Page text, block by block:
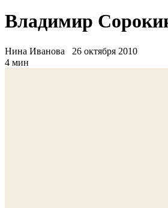
Владимир
Нина Иванова
26 октября 2010
4 мин